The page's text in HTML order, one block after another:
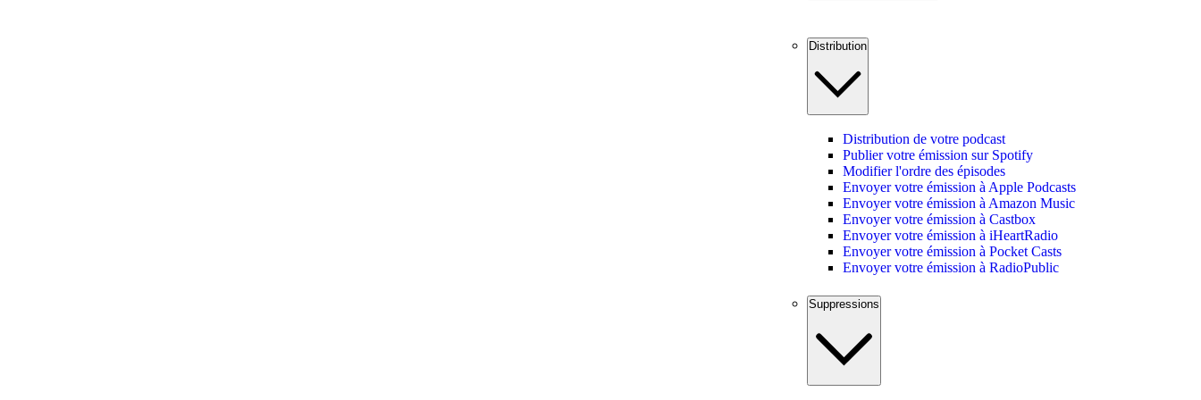
Distribution
Distribution de votre podcast
Publier votre émission sur Spotify
Modifier l'ordre des épisodes
Envoyer votre émission à Apple Podcasts
Envoyer votre émission à Amazon Music
Envoyer votre émission à Castbox
Envoyer votre émission à iHeartRadio
Envoyer votre émission à Pocket Casts
Envoyer votre émission à RadioPublic
Suppressions